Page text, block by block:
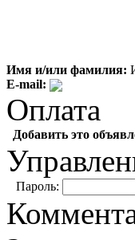
Имя и/или фамилия:
E-mail:
Оплата
Добавить это
Пароль: